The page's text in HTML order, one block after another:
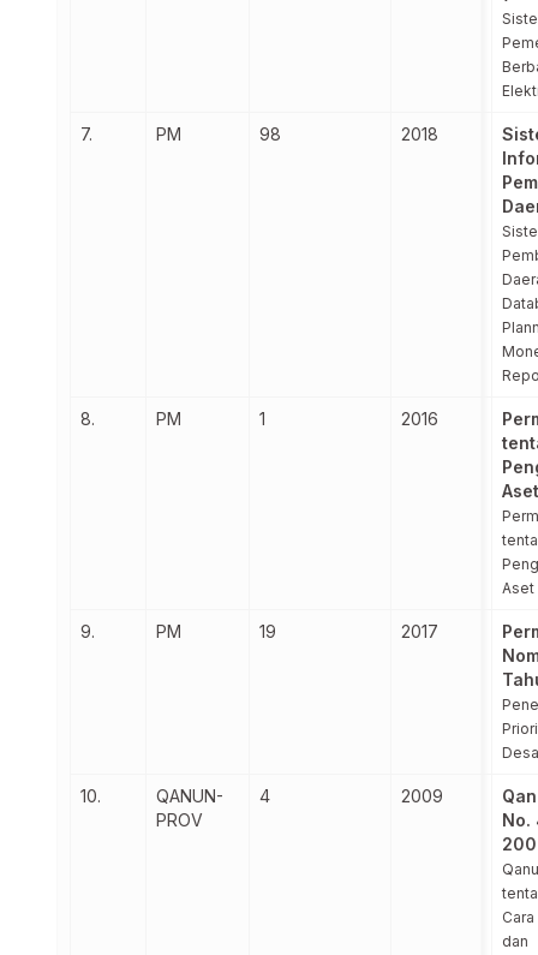
7. PM 98 2018
8. PM 1 2016
Aset
9. PM 19 2017
10.
QANUN-
PROV
4 2009
No.
dan